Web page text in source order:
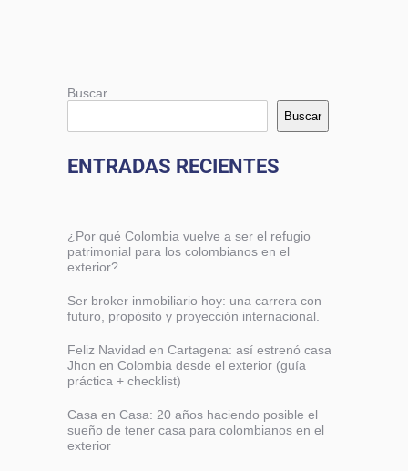
Buscar
Buscar
ENTRADAS RECIENTES
¿Por qué Colombia vuelve a ser el refugio
patrimonial para los colombianos en el
exterior?
Ser broker inmobiliario hoy: una carrera con
futuro, propósito y proyección internacional.
Feliz Navidad en Cartagena: así estrenó casa
Jhon en Colombia desde el exterior (guía
práctica + checklist)
Casa en Casa: 20 años haciendo posible el
sueño de tener casa para colombianos en el
exterior